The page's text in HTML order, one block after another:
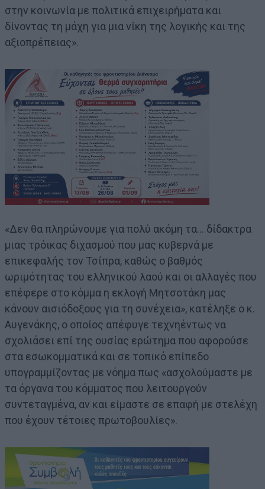
στην κοινωνία με πολιτικά επιχειρήματα και
δίνοντας τη μάχη για μια νίκη της λογικής και της
αξιοπρέπειας».
«Δεν θα πληρώνουμε για πολύ ακόμη τα… δίδακτρα
μιας τρόικας διχασμού που μας κυβερνά με
επικεφαλής τον Τσίπρα, καθώς ο βαθμός
ωριμότητας του ελληνικού λαού και οι αλλαγές που
επέφερε στο κόμμα η εκλογή Μητσοτάκη μας
κάνουν αισιόδοξους για τη συνέχεια», κατέληξε ο κ.
Αυγενάκης, ο οποίος απέφυγε τεχνηέντως να
σχολιάσει επί της ουσίας ερώτημα που αφορούσε
στα εσωκομματικά και σε τοπικό επίπεδο
υπογραμμίζοντας με νόημα πως «ασχολούμαστε με
τα όργανα του κόμματος που λειτουργούν
συντεταγμένα, αν και είμαστε σε επαφή με στελέχη
που έχουν τέτοιες πρωτοβουλίες».